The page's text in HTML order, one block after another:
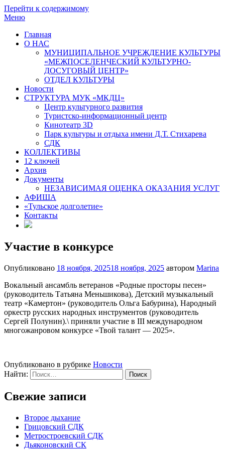
Перейти к содержимому
Меню
Главная
О НАС
МУНИЦИПАЛЬНОЕ УЧРЕЖДЕНИЕ КУЛЬТУРЫ
«МЕЖПОСЕЛЕНЧЕСКИЙ КУЛЬТУРНО-
ДОСУГОВЫЙ ЦЕНТР»
ОТДЕЛ КУЛЬТУРЫ
Новости
СТРУКТУРА МУК «МКДЦ»
Центр культурного развития
Туристско-информационный центр
Кинотеатр 3D
Парк культуры и отдыха имени Д.Т. Стихарева
СДК
КОЛЛЕКТИВЫ
12 ключей
Архив
Документы
НЕЗАВИСИМАЯ ОЦЕНКА ОКАЗАНИЯ УСЛУГ
АФИША
«Тульское долголетие»
Контакты
Участие в конкурсе
Опубликовано 18 ноября, 202518 ноября, 2025 автором Marina
Вокальный ансамбль ветеранов «Родные просторы песен»
(руководитель Татьяна Меньшикова), Детский музыкальный
театр «Камертон» (руководитель Ольга Бабурина), Народный
оркестр русских народных инструментов (руководитель
Сергей Полунин).\ приняли участие в III международном
многожанровом конкурсе «Твой талант — 2025».
Опубликовано в рубрике Новости
Найти:
Свежие записи
Второе дыхание
Грицовский СДК
Метростроевский СДК
Дьяконовский СК